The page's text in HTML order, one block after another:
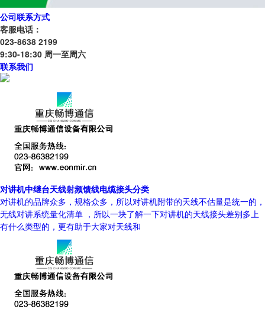
公司联系方式
客服电话：
023-8638 2199
9:30-18:30 周一至周六
联系我们
对讲机中继台天线射频馈线电缆接头分类
对讲机的品牌众多，规格众多，所以对讲机附带的天线不估量是统一的，
无线对讲系统量化清单 ，所以一块了解一下对讲机的天线接头差别多上
有什么类型的，更有助于大家对天线和